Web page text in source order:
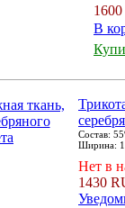
В
Состав:
Ширина:
Нет в
1430